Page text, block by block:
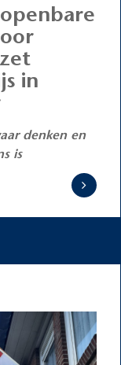
in
denken en
is